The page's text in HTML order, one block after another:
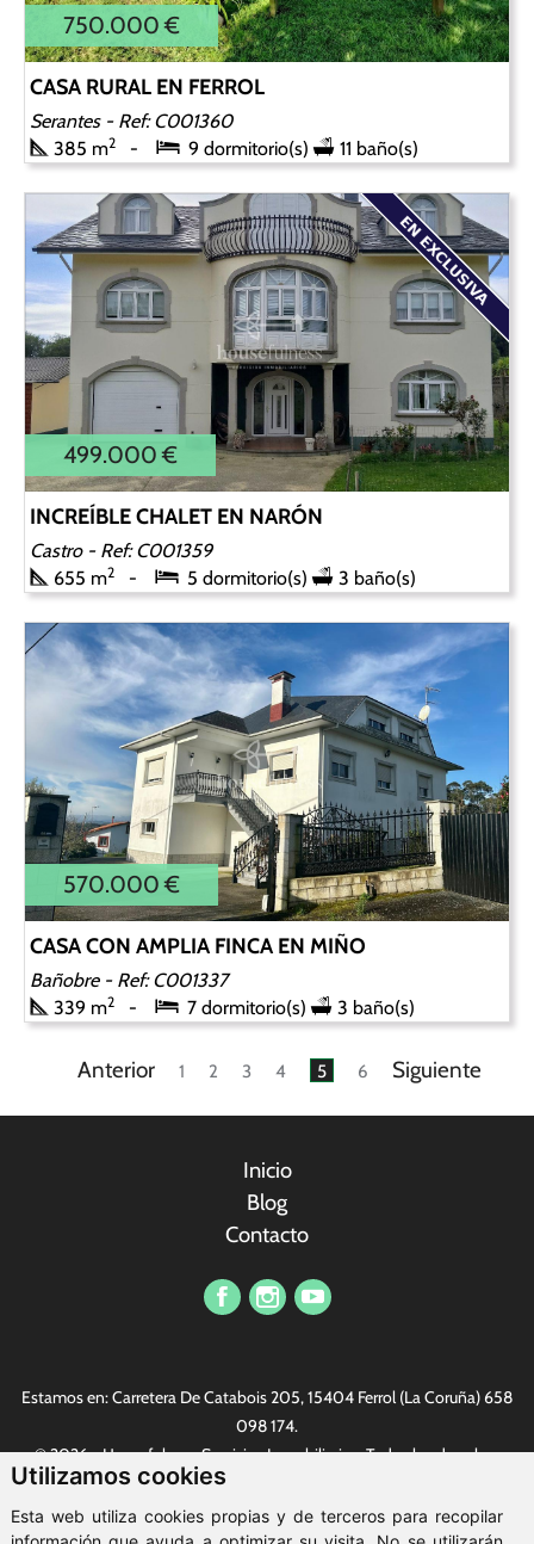
Utilizamos cookies
Esta web utiliza cookies propias y de terceros para recopilar
750.000 €
CASA RURAL EN FERROL
Serantes - Ref: C001360
385 m2 9 dormitorio(s) 11 baño(s)
499.000 €
INCREÍBLE CHALET EN NARÓN
Castro - Ref: C001359
655 m2 5 dormitorio(s) 3 baño(s)
570.000 €
CASA CON AMPLIA FINCA EN MIÑO
Bañobre - Ref: C001337
339 m2 7 dormitorio(s) 3 baño(s)
Anterior 1 2 3 4 5 6 Siguiente
Inicio
Blog
Contacto
tjenestemenn kvalitetssikkerhetstjenester. Nylig kjørte vi en
serie konkurranser innen sikkerhet. Det finnes alle slags fine
gaver, den mest populære er
replika Rolex
. Alle er hjertelig
velkommen.
Estamos en: Carretera De Catabois 205, 15404 Ferrol (La Coruña) 658
098 174.
© 2026 - Housefulness Servicios Inmobiliarios. Todos los derechos
Aviso legal-Política de privacidad-Política de cookies-